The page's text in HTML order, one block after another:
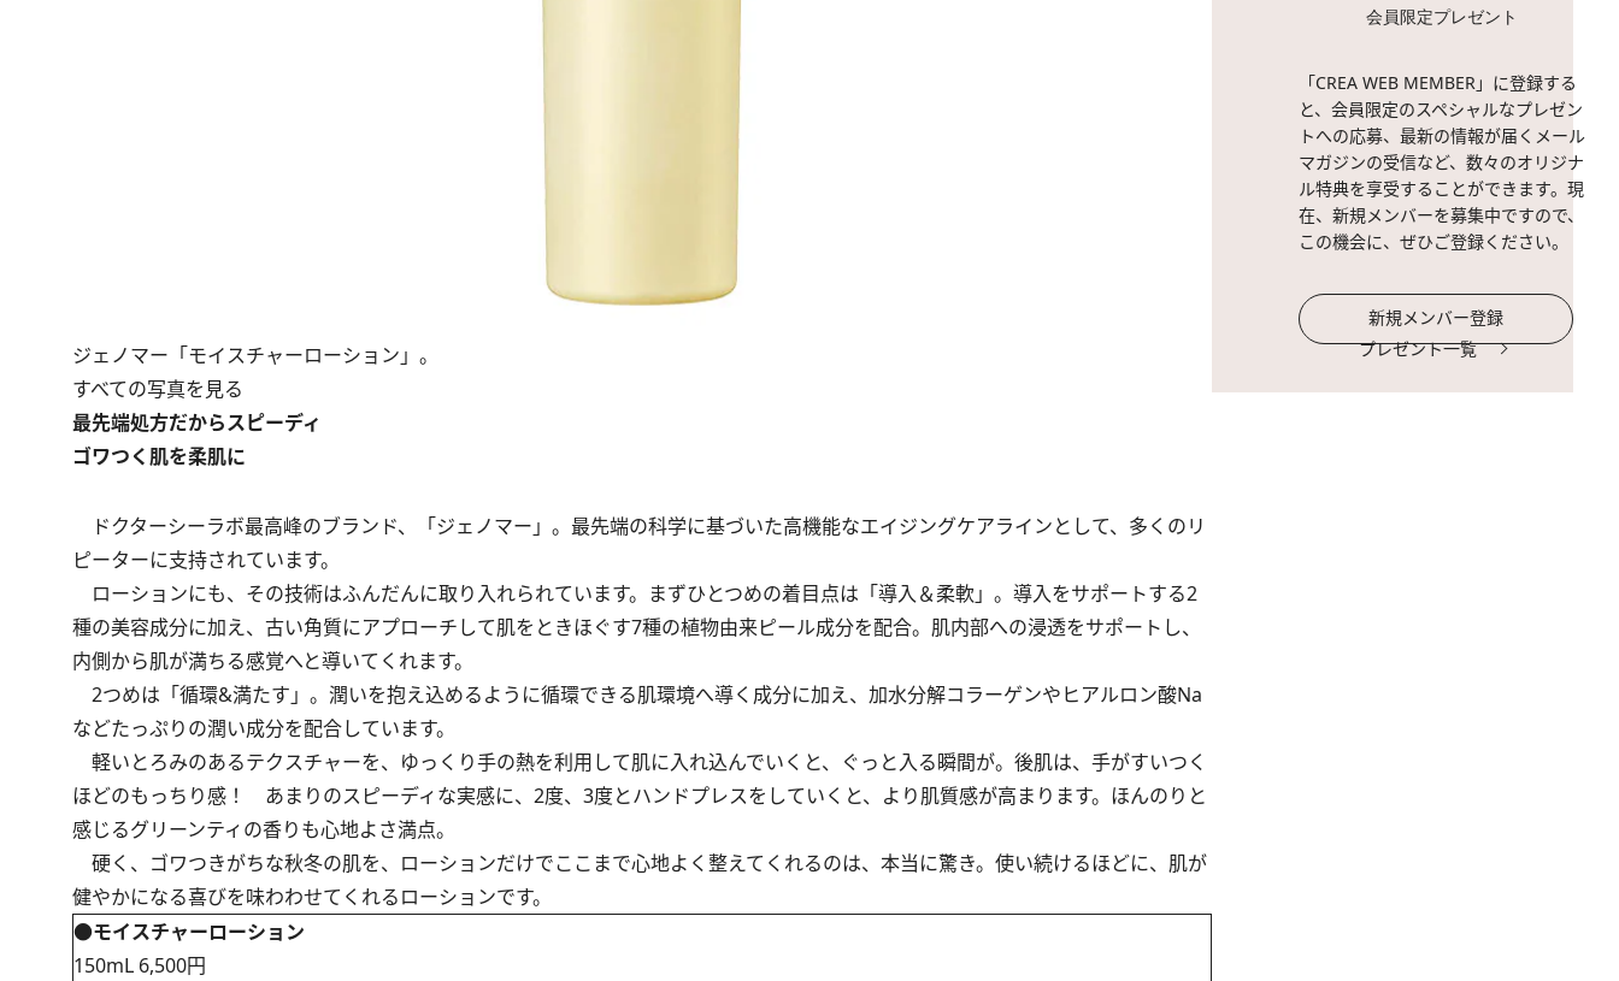
ジェノマー「モイスチャーローション」。
すべての写真を見る
最先端処方だからスピーディ
ゴワつく肌を柔肌に
ドクターシーラボ最高峰のブランド、「ジェノマー」。最先端の科学に基づいた高機能なエイジングケアラインとして、多くのリ
ピーターに支持されています。
ローションにも、その技術はふんだんに取り入れられています。まずひとつめの着目点は「導入＆柔軟」。導入をサポートする2
種の美容成分に加え、古い角質にアプローチして肌をときほぐす7種の植物由来ピール成分を配合。肌内部への浸透をサポートし、
内側から肌が満ちる感覚へと導いてくれます。
2つめは「循環&満たす」。潤いを抱え込めるように循環できる肌環境へ導く成分に加え、加水分解コラーゲンやヒアルロン酸Na
などたっぷりの潤い成分を配合しています。
軽いとろみのあるテクスチャーを、ゆっくり手の熱を利用して肌に入れ込んでいくと、ぐっと入る瞬間が。後肌は、手がすいつく
ほどのもっちり感！ あまりのスピーディな実感に、2度、3度とハンドプレスをしていくと、より肌質感が高まります。ほんのりと
感じるグリーンティの香りも心地よさ満点。
硬く、ゴワつきがちな秋冬の肌を、ローションだけでここまで心地よく整えてくれるのは、本当に驚き。使い続けるほどに、肌が
健やかになる喜びを味わわせてくれるローションです。
●モイスチャーローション
150mL 6,500円
会員限定プレゼント
「CREA WEB MEMBER」に登録する
と、会員限定のスペシャルなプレゼン
トへの応募、最新の情報が届くメール
マガジンの受信など、数々のオリジナ
ル特典を享受することができます。現
在、新規メンバーを募集中ですので、
この機会に、ぜひご登録ください。
新規メンバー登録
プレゼント一覧